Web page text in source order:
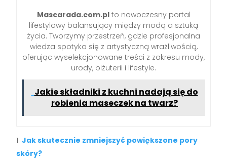
Mascarada.com.plto nowoczesny portal
lifestylowy balansujący między modą a sztuką
życia. Tworzymy przestrzeń, gdzie profesjonalna
wiedza spotyka się z artystyczną wrażliwością,
oferując wyselekcjonowane treści z zakresu mody,
urody, biżuterii i lifestyle.
Jakie składniki z kuchni nadają się do
robienia maseczek na twarz?
Jak skutecznie zmniejszyć powiększone pory
skóry?